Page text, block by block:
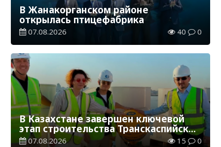
В Жанакорганском районе
открылась птицефабрика
07.08.2026 40 0
В Казахстане завершен ключевой
этап строительства Транскаспийской
волоконно-оптической линии связи
07.08.2026 15 0